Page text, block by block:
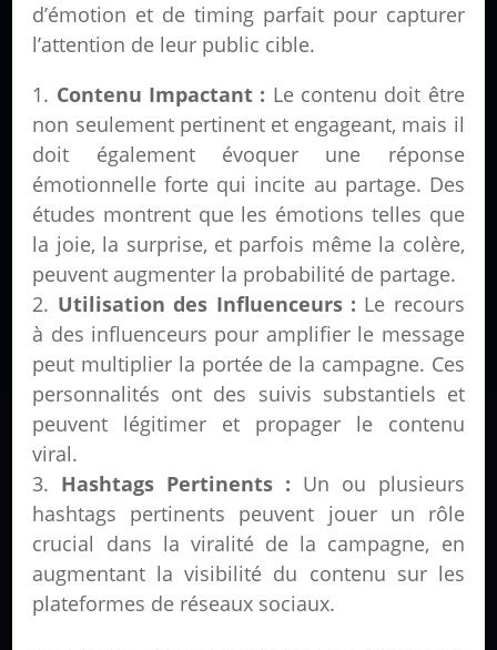
d’émotion et de timing parfait pour capturer
l’attention de leur public cible.
Contenu Impactant : Le contenu doit être
non seulement pertinent et engageant, mais il
doit également évoquer une réponse
émotionnelle forte qui incite au partage. Des
études montrent que les émotions telles que
la joie, la surprise, et parfois même la colère,
peuvent augmenter la probabilité de partage.
Utilisation des Influenceurs : Le recours
à des influenceurs pour amplifier le message
peut multiplier la portée de la campagne. Ces
personnalités ont des suivis substantiels et
peuvent légitimer et propager le contenu
viral.
Hashtags Pertinents : Un ou plusieurs
hashtags pertinents peuvent jouer un rôle
crucial dans la viralité de la campagne, en
augmentant la visibilité du contenu sur les
plateformes de réseaux sociaux.